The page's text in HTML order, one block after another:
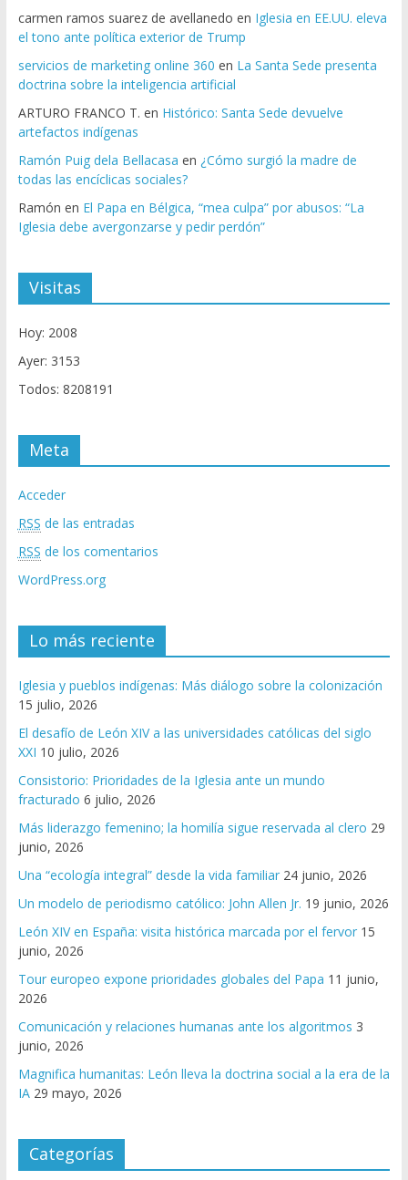
carmen ramos suarez de avellanedo en Iglesia en EE.UU. eleva
el tono ante política exterior de Trump
servicios de marketing online 360 en La Santa Sede presenta
doctrina sobre la inteligencia artificial
ARTURO FRANCO T. en Histórico: Santa Sede devuelve
artefactos indígenas
Ramón Puig dela Bellacasa en ¿Cómo surgió la madre de
todas las encíclicas sociales?
Ramón en El Papa en Bélgica, “mea culpa” por abusos: “La
Iglesia debe avergonzarse y pedir perdón”
Visitas
Hoy: 2008
Ayer: 3153
Todos: 8208191
Meta
Acceder
RSS de las entradas
RSS de los comentarios
WordPress.org
Lo más reciente
Iglesia y pueblos indígenas: Más diálogo sobre la colonización
15 julio, 2026
El desafío de León XIV a las universidades católicas del siglo
XXI 10 julio, 2026
Consistorio: Prioridades de la Iglesia ante un mundo
fracturado 6 julio, 2026
Más liderazgo femenino; la homilía sigue reservada al clero 29
junio, 2026
Una “ecología integral” desde la vida familiar 24 junio, 2026
Un modelo de periodismo católico: John Allen Jr. 19 junio, 2026
León XIV en España: visita histórica marcada por el fervor 15
junio, 2026
Tour europeo expone prioridades globales del Papa 11 junio,
2026
Comunicación y relaciones humanas ante los algoritmos 3
junio, 2026
Magnifica humanitas: León lleva la doctrina social a la era de la
IA 29 mayo, 2026
Categorías